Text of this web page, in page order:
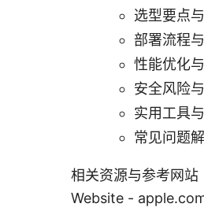
选型要点
部署流程
性能优化
安全风险
实用工具
常见问题
相关资源与参考网
Website -